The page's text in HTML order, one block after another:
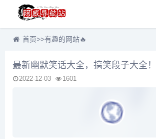
首页>>有趣的网站🔥
最新幽默笑话大全，搞笑段子大全！
2022-12-03 1601